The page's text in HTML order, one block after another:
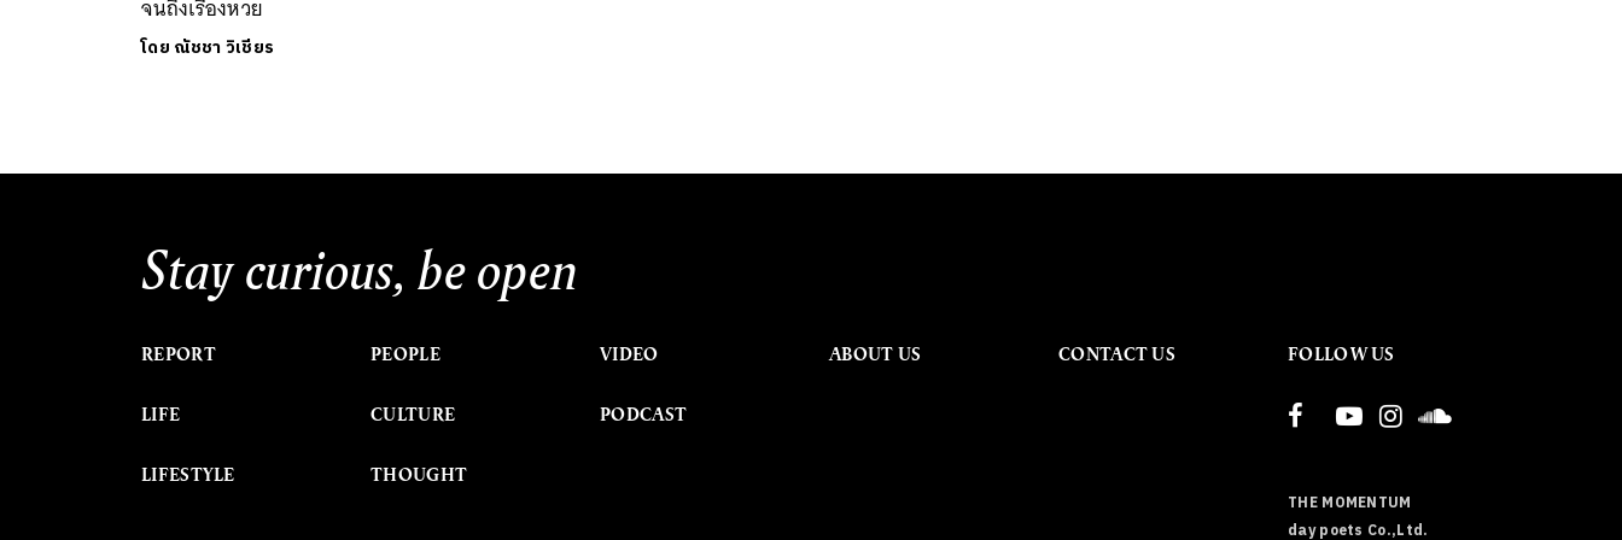
จนถึงเรื่องหวย
โดย ณัชชา วิเชียร
Stay curious, be open
REPORT
LIFE
LIFESTYLE
PEOPLE
CULTURE
THOUGHT
VIDEO
PODCAST
ABOUT US CONTACT US FOLLOW US
THE MOMENTUM
day poets Co.,Ltd.